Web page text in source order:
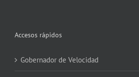
Accesos rápidos
Gobernador de Velocidad